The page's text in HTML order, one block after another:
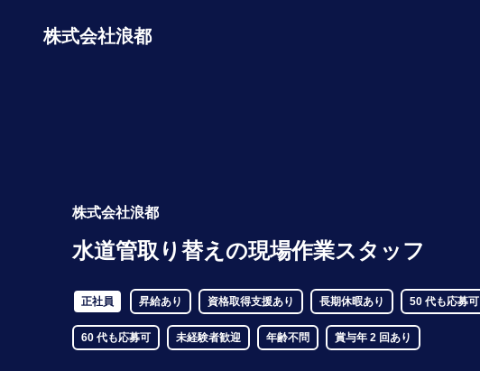
株式会社浪都
株式会社浪都
水道管取り替えの現場作業スタッフ
正社員 昇給あり 資格取得支援あり 長期休暇あり 50 代も応募可
60 代も応募可 未経験者歓迎 年齢不問 賞与年 2 回あり